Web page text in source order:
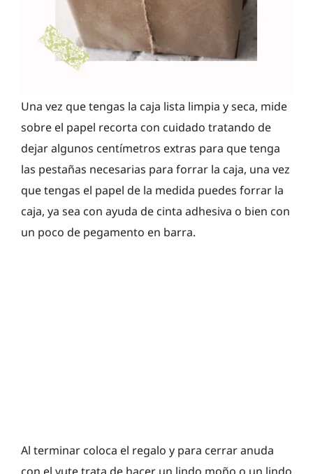
Una vez que tengas la caja lista limpia y seca, mide
sobre el papel recorta con cuidado tratando de
dejar algunos centímetros extras para que tenga
las pestañas necesarias para forrar la caja, una vez
que tengas el papel de la medida puedes forrar la
caja, ya sea con ayuda de cinta adhesiva o bien con
un poco de pegamento en barra.
Al terminar coloca el regalo y para cerrar anuda
con el yute trata de hacer un lindo moño o un lindo